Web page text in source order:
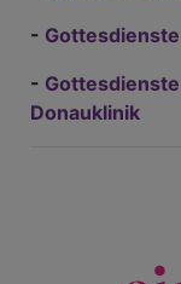
-
-
Donauklinik